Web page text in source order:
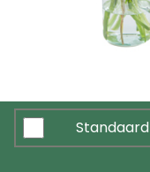
Standaard